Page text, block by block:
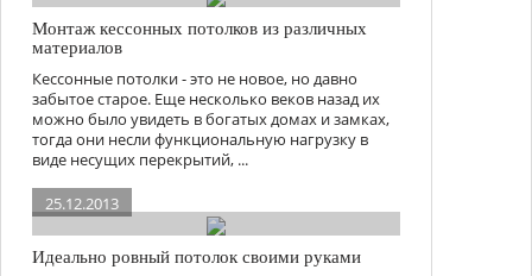
Монтаж кессонных потолков из различных
материалов
Кессонные потолки - это не новое, но давно
забытое старое. Еще несколько веков назад их
можно было увидеть в богатых домах и замках,
тогда они несли функциональную нагрузку в
виде несущих перекрытий, ...
25.12.2013
Идеально ровный потолок своими руками